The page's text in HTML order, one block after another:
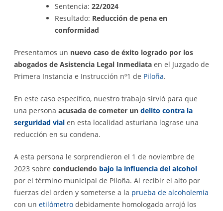
Sentencia: 22/2024
Resultado: Reducción de pena en
conformidad
Presentamos un nuevo caso de éxito logrado por los
abogados de Asistencia Legal Inmediata en el Juzgado de
Primera Instancia e Instrucción nº1 de Piloña.
En este caso específico, nuestro trabajo sirvió para que
una persona acusada de cometer un delito contra la
serguridad vial en esta localidad asturiana lograse una
reducción en su condena.
A esta persona le sorprendieron el 1 de noviembre de
2023 sobre conduciendo bajo la influencia del alcohol
por el término municipal de Piloña. Al recibir el alto por
fuerzas del orden y someterse a la prueba de alcoholemia
con un etilómetro debidamente homologado arrojó los